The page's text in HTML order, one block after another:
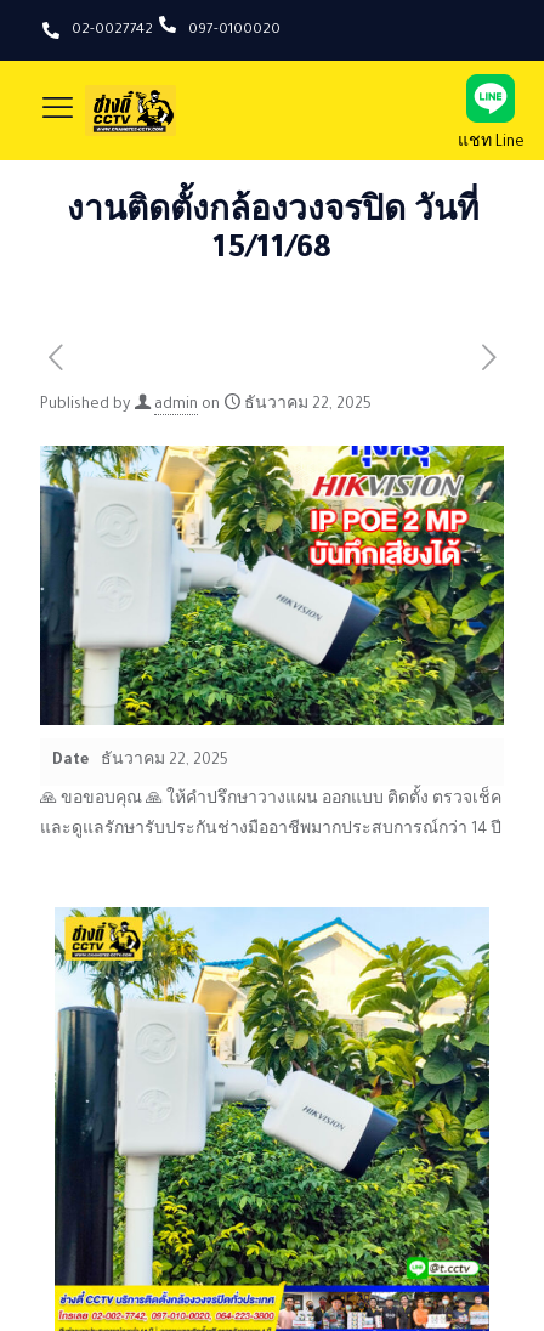
02-0027742 097-0100020
แชท Line
งานติดตั้งกล้องวงจรปิด วันที่
15/11/68
Published by admin on ธันวาคม 22, 2025
Date ธันวาคม 22, 2025
🙏 ขอขอบคุณ 🙏 ให้คำปรึกษาวางแผน ออกแบบ ติดตั้ง ตรวจเช็ค
และดูแลรักษารับประกันช่างมืออาชีพมากประสบการณ์กว่า 14 ปี